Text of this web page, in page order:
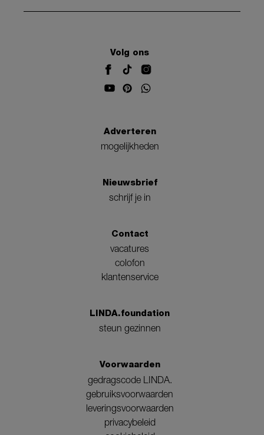
Volg ons
Adverteren
mogelijkheden
Nieuwsbrief
schrijf je in
Contact
vacatures
colofon
klantenservice
LINDA.foundation
steun gezinnen
Voorwaarden
gedragscode LINDA.
gebruiksvoorwaarden
leveringsvoorwaarden
privacybeleid